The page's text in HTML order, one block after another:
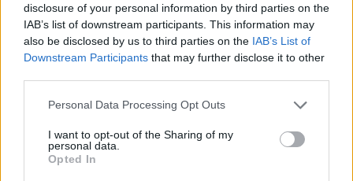
disclosure of your personal information by third parties on the
IAB’s list of downstream participants. This information may
also be disclosed by us to third parties on the IAB’s List of
Downstream Participants that may further disclose it to other
Personal Data Processing Opt Outs
I want to opt-out of the Sharing of my
personal data.
Opted In
Stampa Altro
Vuoi ricevere gli aggiornamenti delle news di TecnoGazzetta?